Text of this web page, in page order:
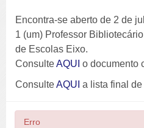
Encontra-se aberto de 2 de
1 (um) Professor
de Escolas Eixo.
ConsulteAQUI o documento
ConsulteAQUI a lista final
Erro